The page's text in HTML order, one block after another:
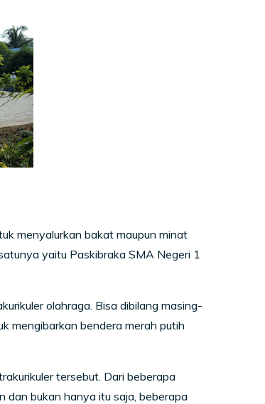
menyalurkan bakat maupun minat
yaitu Paskibraka SMA Negeri 1
olahraga. Bisa dibilang masing-
mengibarkan bendera merah putih
tersebut. Dari beberapa
dan bukan hanya itu saja, beberapa